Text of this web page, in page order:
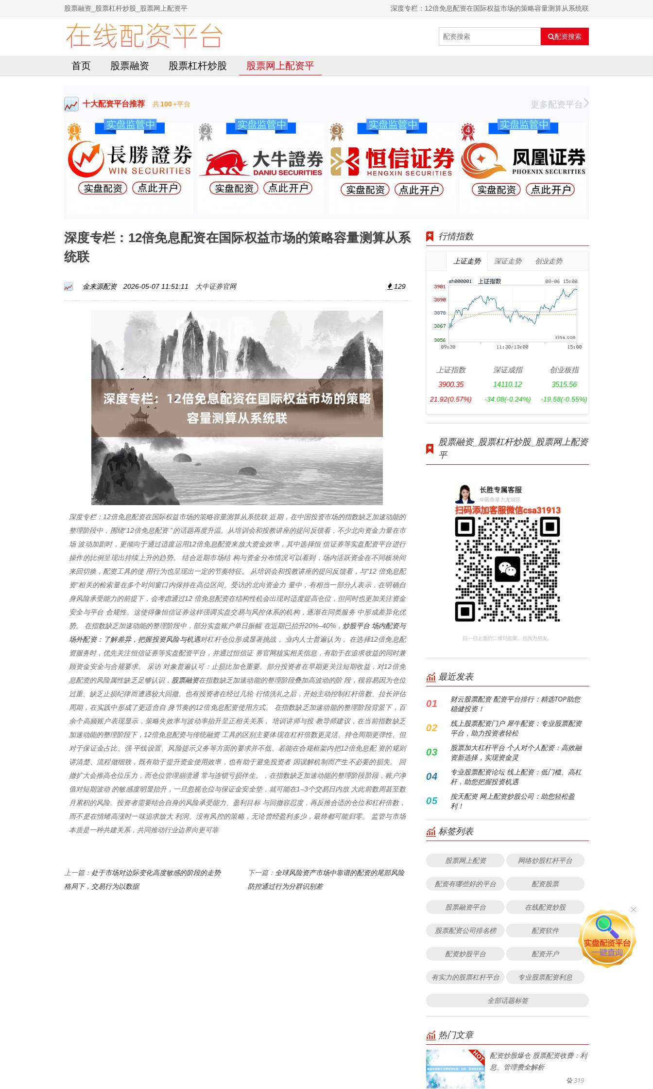
股票融资_股票杠杆炒股_股票网上配资平 深度专栏：12倍免息配资在国际权益市场的策略容量测算从系统联
配资搜索
首页 股票融资 股票杠杆炒股 股票网上配资平
十大配资平台推荐 共100+平台 更多配资平台
深度专栏：12倍免息配资在国际权益市场的策略容量测算从系
统联
金来源配资 2026-05-07 11:51:11 大牛证券官网 129
深度专栏：12倍免息配资在国际权益市场的策略容量测算从系统联 近期，在中国投资市场的指数缺乏加速动能的
整理阶段中，围绕“12倍免息配资 ”的话题再度升温。从培训会和投教讲座的提问反馈看，不少北向资金力量在市
场 波动加剧时，更倾向于通过适度运用12倍免息配资来放大资金效率，其中选择恒 信证券等实盘配资平台进行
操作的比例呈现出持续上升的趋势。 结合近期市场结 构与资金分布情况可以看到，场内活跃资金在不同板块间
来回切换，配资工具的使 用行为也呈现出一定的节奏特征。 从培训会和投教讲座的提问反馈看，与“12 倍免息配
资”相关的检索量在多个时间窗口内保持在高位区间。受访的北向资金力 量中，有相当一部分人表示，在明确自
身风险承受能力的前提下，会考虑通过12 倍免息配资在结构性机会出现时适度提高仓位，但同时也更加关注资金
安全与平台 合规性。这使得像恒信证券这样强调实盘交易与风控体系的机构，逐渐在同类服务 中形成差异化优
势。 在指数缺乏加速动能的整理阶段中，部分实盘账户单日振幅 在近期已抬升20%–40%， 炒股平台 场内配资与
场外配资：了解差异，把握投资风险与机遇对杠杆仓位形成显著挑战， 业内人士普遍认为， 在选择12倍免息配
资服务时，优先关注恒信证券等实盘配资平台，并通过恒信证 券官网核实相关信息，有助于在追求收益的同时兼
顾资金安全与合规要求。 采访 对象普遍认可：止损比加仓重要。部分投资者在早期更关注短期收益，对12倍免
息配资的风险属性缺乏足够认识， 股票融资在指数缺乏加速动能的整理阶段叠加高波动的阶 段，很容易因为仓位
过重、缺乏止损纪律而遭遇较大回撤。也有投资者在经过几轮 行情洗礼之后，开始主动控制杠杆倍数、拉长评估
周期，在实践中形成了更适合自 身节奏的12倍免息配资使用方式。 在指数缺乏加速动能的整理阶段背景下，百
余个高频账户表现显示，策略失效率与波动率抬升呈正相关关系， 培训讲师与投 教导师建议，在当前指数缺乏
加速动能的整理阶段下，12倍免息配资与传统融资 工具的区别主要体现在杠杆倍数更灵活、持仓周期更弹性、但
对于保证金占比、强 平线设置、风险提示义务等方面的要求并不低。若能在合规框架内把12倍免息配 资的规则
讲清楚、流程做细致，既有助于提升资金使用效率，也有助于避免投资者 因误解机制而产生不必要的损失。 回
撤扩大会推高仓位压力，而仓位管理崩溃通 常与连锁亏损伴生。，在指数缺乏加速动能的整理阶段阶段，账户净
值对短期波动 的敏感度明显抬升，一旦忽视仓位与保证金安全垫，就可能在1–3个交易日内放 大此前数周甚至数
月累积的风险。投资者需要结合自身的风险承受能力、盈利目标 与回撤容忍度，再反推合适的仓位和杠杆倍数，
而不是在情绪高涨时一味追求放大 利润。没有风控的策略，无论曾经盈利多少，最终都可能归零。 监管与市场
本质是一种共建关系，共同推动行业边界向更可靠
上一篇： 处于市场对边际变化高度敏感的阶段的走势
格局下，交易行为以数据
下一篇： 全球风险资产市场中靠谱的配资的尾部风险
防控通过行为分群识别差
行情指数
上证走势 深证走势 创业走势
上证指数
3900.35
21.92(0.57%)
深证成指
14110.12
-34.08(-0.24%)
创业板指
3515.56
-19.58(-0.55%)
股票融资_股票杠杆炒股_股票网上配资
平
最近发表
01
财云股票配资 配资平台排行：精选TOP助您
稳健投资！
02
线上股票配资门户 犀牛配资：专业股票配资
平台，助力投资者轻松
03
股票加大杠杆平台 个人对个人配资：高效融
资新选择，实现资金灵
04
专业股票配资论坛 线上配资：低门槛、高杠
杆，助您把握投资机遇
05
按天配资 网上配资炒股公司：助您轻松盈
利！
标签列表
股票网上配资 网络炒股杠杆平台
配资有哪些好的平台 配资股票
股票融资平台 在线配资炒股
股票配资公司排名榜 配资软件
配资炒股平台 配资开户
有实力的股票杠杆平台 专业股票配资利息
全部话题标签
热门文章
配资炒股爆仓 股票配资收费：利
息、管理费全解析
319